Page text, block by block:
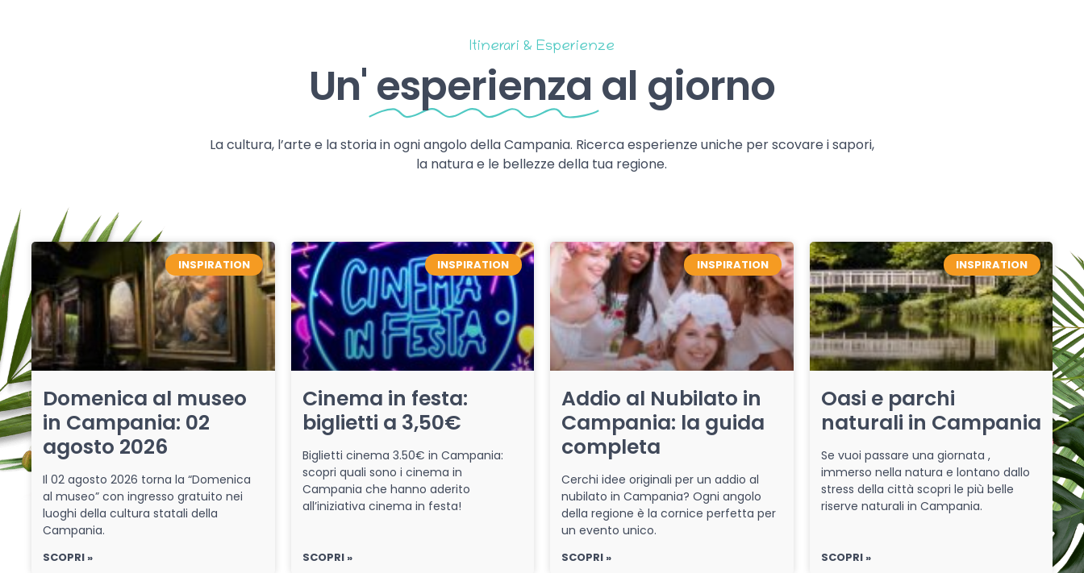
Itinerari & Esperienze
Un' esperienza al giorno
La cultura, l’arte e la storia in ogni angolo della Campania. Ricerca esperienze uniche per scovare i sapori,
la natura e le bellezze della tua regione.
INSPIRATION
Domenica al museo
in Campania: 02
agosto 2026
Il 02 agosto 2026 torna la “Domenica
al museo” con ingresso gratuito nei
luoghi della cultura statali della
Campania.
SCOPRI »
INSPIRATION
Cinema in festa:
biglietti a 3,50€
Biglietti cinema 3.50€ in Campania:
scopri quali sono i cinema in
Campania che hanno aderito
all’iniziativa cinema in festa!
SCOPRI »
INSPIRATION
Addio al Nubilato in
Campania: la guida
completa
Cerchi idee originali per un addio al
nubilato in Campania? Ogni angolo
della regione è la cornice perfetta per
un evento unico.
SCOPRI »
INSPIRATION
Oasi e parchi
naturali in Campania
Se vuoi passare una giornata ,
immerso nella natura e lontano dallo
stress della città scopri le più belle
riserve naturali in Campania.
SCOPRI »